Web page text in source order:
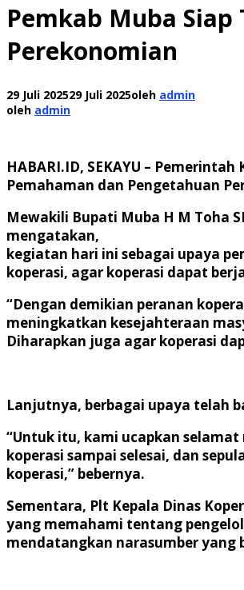
Pemkab Muba
Perekonomian
29 Juli 202529 Juli 2025oleh admin
oleh admin
HABARI.ID, SEKAYU –
Pemahaman dan Pengetahuan
Mewakili Bupati Muba H M Toha
mengatakan,
kegiatan hari ini sebagai upaya
koperasi, agar koperasi dapat
“Dengan demikian peranan
meningkatkan kesejahteraan
Diharapkan juga agar koperasi
Lanjutnya, berbagai upaya telah
“Untuk itu, kami ucapkan
koperasi sampai selesai, dan
koperasi,” bebernya.
Sementara, Plt Kepala Dinas
yang memahami tentang
mendatangkan narasumber yang